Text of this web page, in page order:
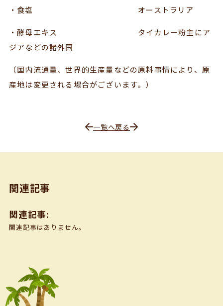
・食塩 オーストラリア
・酵母エキス タイカレー粉主にア
ジアなどの諸外国
（国内流通量、世界的生産量などの原料事情により、原
産地は変更される場合がございます。）
一覧へ戻る
関連記事
関連記事:
関連記事はありません。